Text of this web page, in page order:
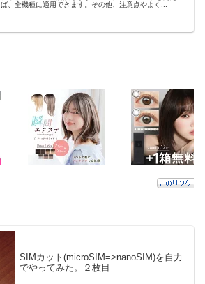
ば、全機種に適用できます。その他、注意点やよく...
SIMカット(microSIM=>nanoSIM)を自力
でやってみた。２枚目